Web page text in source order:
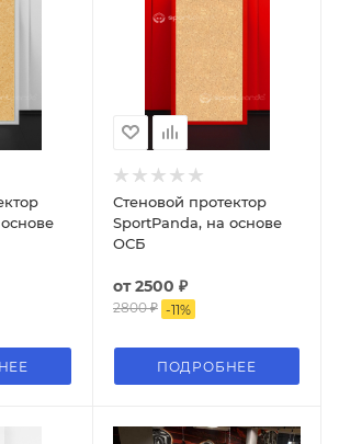
Стеновой протектор
SportPanda, на основе
ОСБ
от2500 ₽
2800 ₽ -11%
ПОДРОБНЕЕ